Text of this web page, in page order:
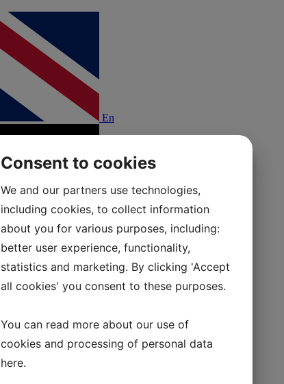
En
Consent to cookies
We and our partners use technologies,
including cookies, to collect information
about you for various purposes, including:
better user experience, functionality,
statistics and marketing. By clicking 'Accept
all cookies' you consent to these purposes.
You can read more about our use of
cookies and processing of personal data
here.